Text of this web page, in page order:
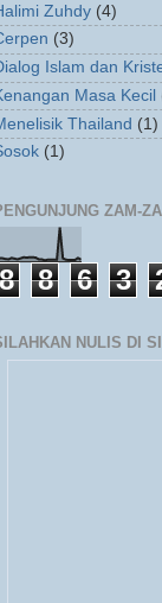
Zuhdy (4)
(3)
Islam dan
Masa Kecil
Thailand (1)
(1)
ZAM-
8 6 3
NULIS DI